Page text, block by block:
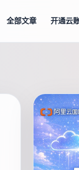
全部文章 开通云